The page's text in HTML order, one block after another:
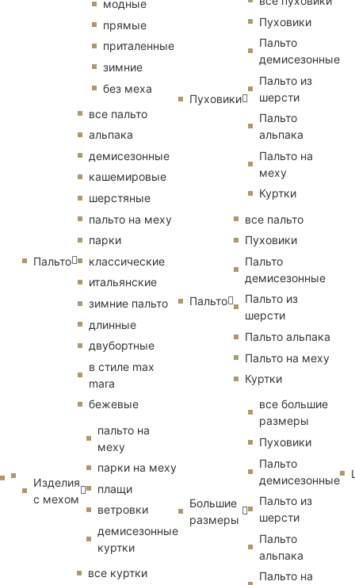
модные
прямые
приталенные
зимние
без меха
Пальто
все пальто
альпака
демисезонные
кашемировые
шерстяные
пальто на меху
парки
классические
итальянские
зимние пальто
длинные
двубортные
в стиле max
mara
бежевые
Изделия
с мехом
пальто на
меху
парки на меху
плащи
ветровки
демисезонные
куртки
все куртки
Пуховики
Пуховики
Пальто
демисезонные
Пальто из
шерсти
Пальто
альпака
Пальто на
меху
Куртки
Пальто
все пальто
Пуховики
Пальто
демисезонные
Пальто из
шерсти
Пальто альпака
Пальто на меху
Куртки
Большие
размеры
все большие
размеры
Пуховики
Пальто
демисезонные
Пальто из
шерсти
Пальто
альпака
Пальто на